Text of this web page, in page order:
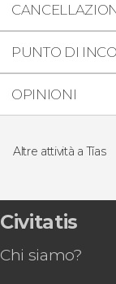
PUNTO DI
OPINIONI
Altre attività a Tías
Visita guidata
Civitatis
Chi siamo?